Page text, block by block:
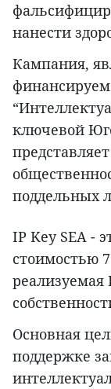
нанести
Кампания,
ключевой
поддельных
IP Key SEA -
стоимостью
реализуемая
Основная
поддержке